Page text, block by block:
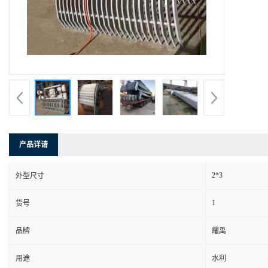
产品详请
外型尺寸 2*3
货号 1
品牌 耀禹
用途 水利